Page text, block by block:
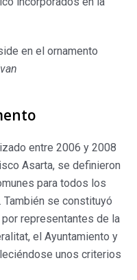
en el ornamento
entre 2006 y 2008
Asarta, se definieron
para todos los
se constituyó
representantes de la
el Ayuntamiento y
unos criterios